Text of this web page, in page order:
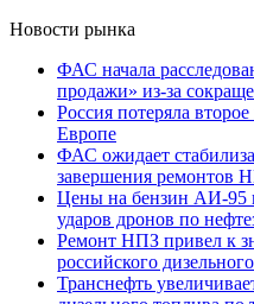
Новости рынка
ФАС начала
продажи» из-за
Россия потеряла
Европе
ФАС ожидает
завершения ремонтов
Цены на бензин АИ-95
ударов дронов по
Ремонт НПЗ привел к
российского
Транснефть